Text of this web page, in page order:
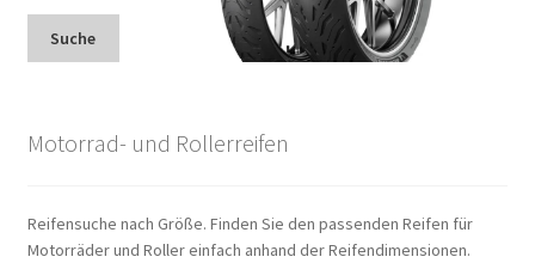
Suche
Motorrad- und Rollerreifen
Reifensuche nach Größe. Finden Sie den passenden Reifen für
Motorräder und Roller einfach anhand der Reifendimensionen.